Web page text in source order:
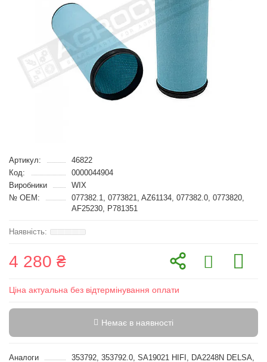
Артикул:
46822
Код:
0000044904
Виробники
WIX
№ OEM:
077382.1, 0773821, AZ61134, 077382.0, 0773820,
AF25230, P781351
4 280 ₴
Ціна актуальна без відтермінування оплати
Немає в наявності
Аналоги
353792, 353792.0, SA19021 HIFI, DA2248N DELSA,